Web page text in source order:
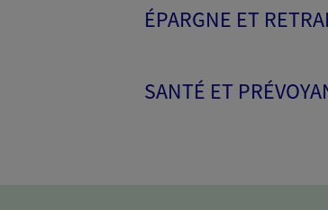
ÉPARGNE ET
SANTÉ ET